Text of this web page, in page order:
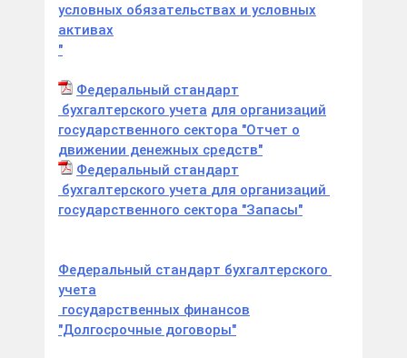
условных обязательствах и условных
активах
"
Федеральный стандарт
бухгалтерского учета для организаций
государственного сектора "Отчет о
движении денежных средств"
Федеральный стандарт
бухгалтерского учета для организаций
государственного сектора "Запасы"
Федеральный стандарт бухгалтерского
учета
государственных финансов
"Долгосрочные договоры"